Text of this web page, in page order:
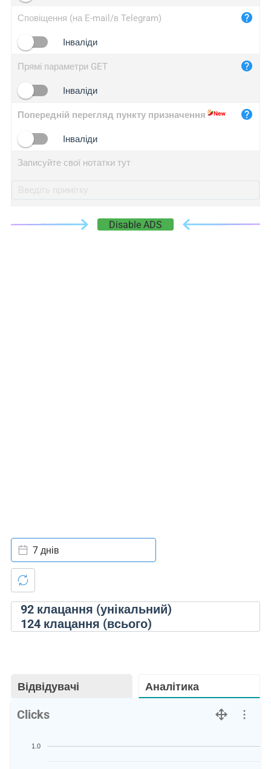
Сповіщення (на E-mail/в Telegram)
Інваліди
Прямі параметри GET
Інваліди
Попередній перегляд пункту призначення
Інваліди
Записуйте свої нотатки тут
Disable ADS
92клацання (унікальний)
124клацання (всього)
7 днів
Відвідувачі Аналітика
Clicks
1.0